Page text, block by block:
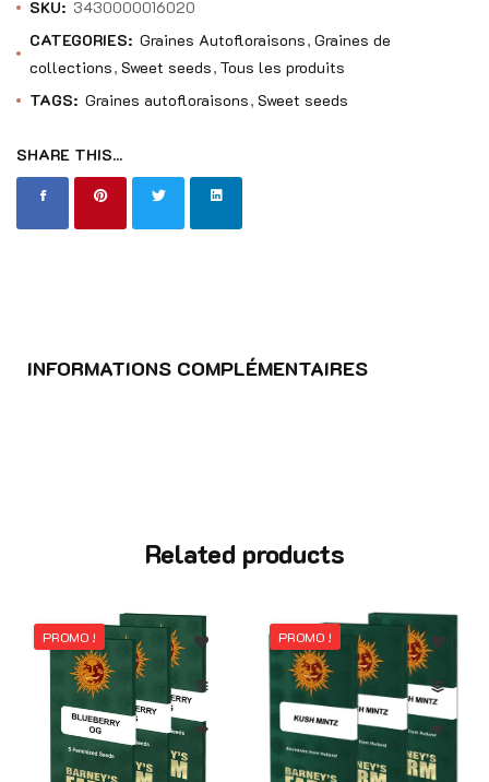
SKU: 3430000016020
CATEGORIES: Graines Autofloraisons Graines de
collections Sweet seeds Tous les produits
TAGS: Graines autofloraisons Sweet seeds
SHARE THIS...
INFORMATIONS COMPLÉMENTAIRES
Related products
PROMO ! PROMO !